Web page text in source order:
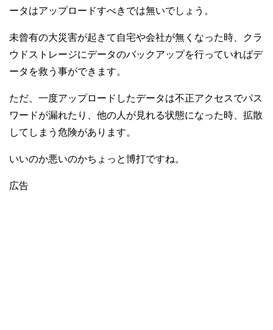
ータはアップロードすべきでは無いでしょう。
未曾有の大災害が起きて自宅や会社が無くなった時、クラ
ウドストレージにデータのバックアップを行っていればデ
ータを救う事ができます。
ただ、一度アップロードしたデータは不正アクセスでパス
ワードが漏れたり、他の人が見れる状態になった時、拡散
してしまう危険があります。
いいのか悪いのかちょっと博打ですね。
広告